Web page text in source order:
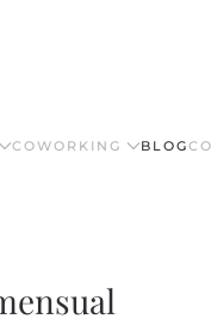
COWORKING BLOG